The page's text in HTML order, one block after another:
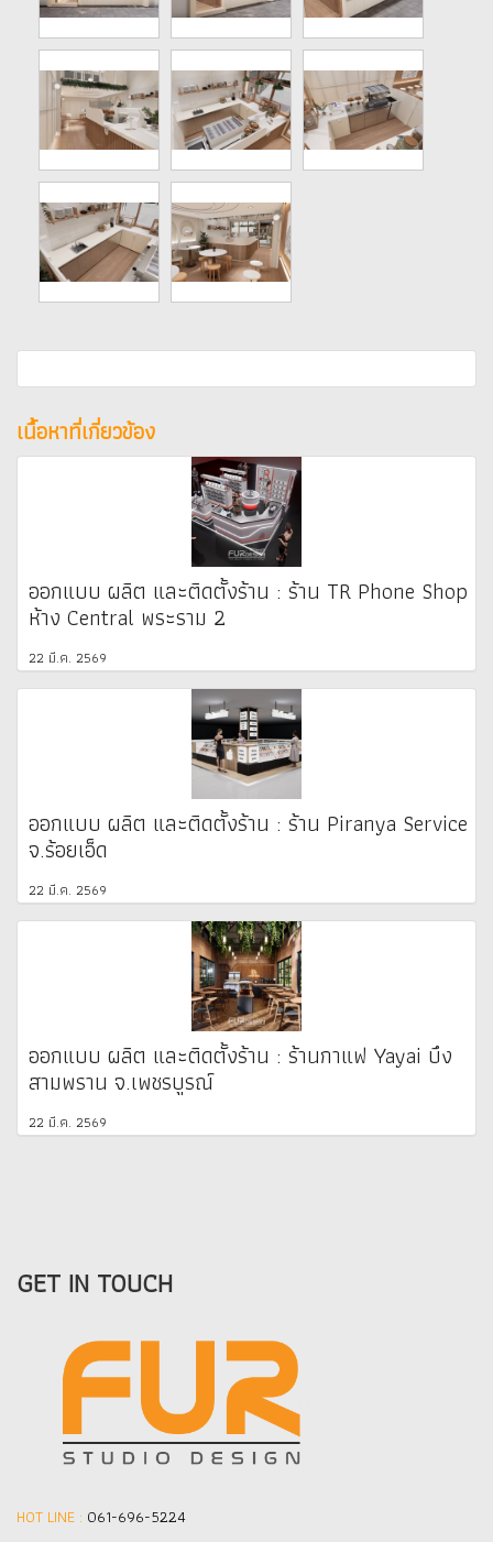
เนื้อหาที่เกี่ยวข้อง
ออกแบบ ผลิต และติดตั้งร้าน : ร้าน TR Phone Shop
ห้าง Central พระราม 2
22 มี.ค. 2569
ออกแบบ ผลิต และติดตั้งร้าน : ร้าน Piranya Service
จ.ร้อยเอ็ด
22 มี.ค. 2569
ออกแบบ ผลิต และติดตั้งร้าน : ร้านกาแฟ Yayai บึง
สามพราน จ.เพชรบูรณ์
22 มี.ค. 2569
GET IN TOUCH
HOT LINE : 061-696-5224